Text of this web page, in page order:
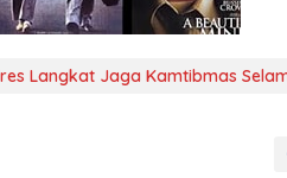
Langkat Jaga Kamtibmas